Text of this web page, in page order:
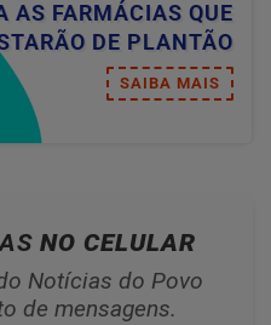
AS FARMÁCIAS QUE
DE PLANTÃO
SAIBA MAIS
NO CELULAR
Notícias do Povo
de mensagens.